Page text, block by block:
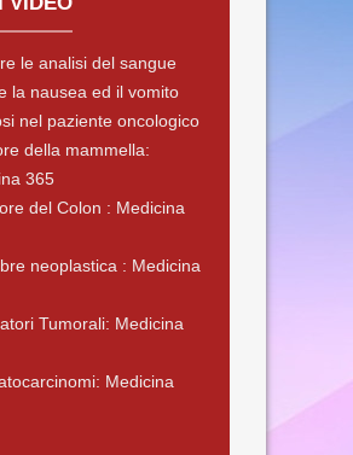
le analisi del sangue
la nausea ed il vomito
nel paziente oncologico
della mammella:
365
del Colon : Medicina
neoplastica : Medicina
Tumorali: Medicina
Medicina